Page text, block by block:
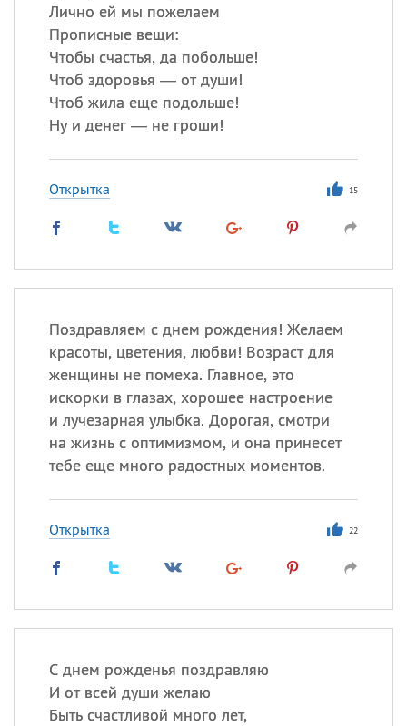
Лично ей мы пожелаем
Прописные вещи:
Чтобы счастья, да побольше!
Чтоб здоровья — от души!
Чтоб жила еще подольше!
Ну и денег — не гроши!
Открытка 15
Поздравляем с днем рождения! Желаем
красоты, цветения, любви! Возраст для
женщины не помеха. Главное, это
искорки в глазах, хорошее настроение
и лучезарная улыбка. Дорогая, смотри
на жизнь с оптимизмом, и она принесет
тебе еще много радостных моментов.
Открытка 22
С днем рожденья поздравляю
И от всей души желаю
Быть счастливой много лет,